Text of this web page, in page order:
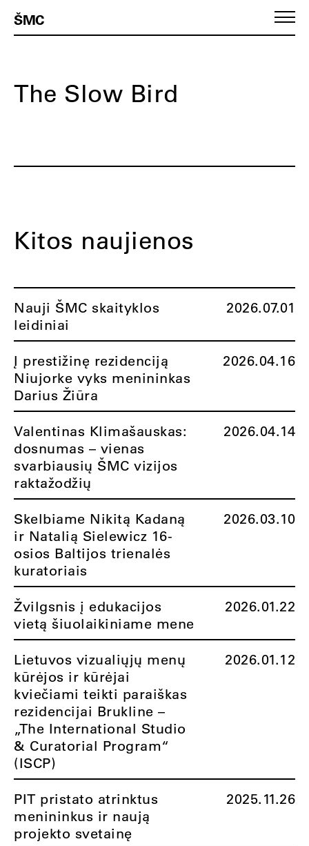
ŠMC
The Slow Bird
Kitos naujienos
Nauji ŠMC skaityklos
leidiniai
2026.07.01
Į prestižinę rezidenciją
Niujorke vyks menininkas
Darius Žiūra
2026.04.16
Valentinas Klimašauskas:
dosnumas – vienas
svarbiausių ŠMC vizijos
raktažodžių
2026.04.14
Skelbiame Nikitą Kadaną
ir Natalią Sielewicz 16-
osios Baltijos trienalės
kuratoriais
2026.03.10
Žvilgsnis į edukacijos
vietą šiuolaikiniame mene
2026.01.22
Lietuvos vizualiųjų menų
kūrėjos ir kūrėjai
kviečiami teikti paraiškas
rezidencijai Brukline –
„The International Studio
& Curatorial Program“
(ISCP)
2026.01.12
PIT pristato atrinktus
menininkus ir naują
projekto svetainę
2025.11.26